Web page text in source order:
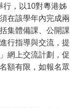
行，以10對粵港姊
在該學年內完成兩
集體備課、公開課
行指導與交流，提
網上交流計劃，促
額有限，如報名眾